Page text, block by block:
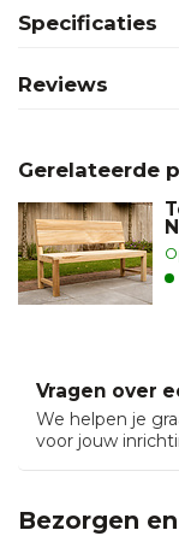
Specificaties
Reviews
Gerelateerde
Vragen over
We helpen je
voor jouw
Bezorgen